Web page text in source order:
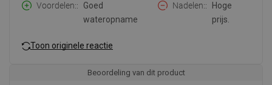
Voordelen:
Goed
wateropname
Nadelen:
Hoge
prijs.
Toon originele reactie
Beoordeling van dit product